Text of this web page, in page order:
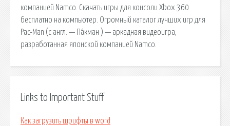
компанией Namco. Скачать игры для консоли Xbox 360
бесплатно на компьютер. Огромный каталог лучших игр для
Pac-Man (с англ. — Па́кман ) — аркадная видеоигра,
разработанная японской компанией Namco.
Links to Important Stuff
Как загрузить шрифты в word